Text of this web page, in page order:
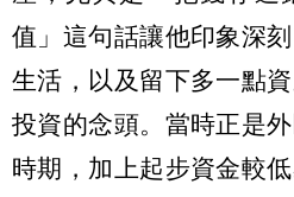
值」這句話讓他印象深
生活，以及留下多一點
投資的念頭。當時正是
時期，加上起步資金較